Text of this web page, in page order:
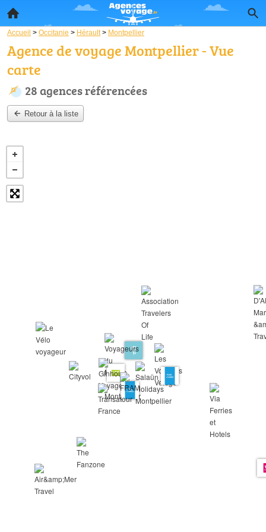
Accueil > Occitanie > Hérault > Montpellier
Agence de voyage Montpellier - Vue
carte
28 agences référencées
Retour à la liste